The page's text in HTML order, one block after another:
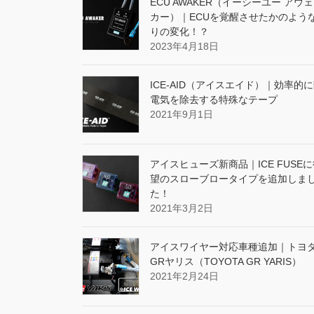
カー）｜ECUを覚醒させたかのよう
りの変化！？
2023年4月18日
ICE-AID（アイスエイド）｜効率的
電気を除去する特殊なテープ
2021年9月1日
アイスヒューズ新商品｜ICE FUSE
望のスローブロータイプを追加しま
た！
2021年3月2日
アイスワイヤー対応車種追加｜トヨ
GRヤリス（TOYOTA GR YARIS）
2021年2月24日